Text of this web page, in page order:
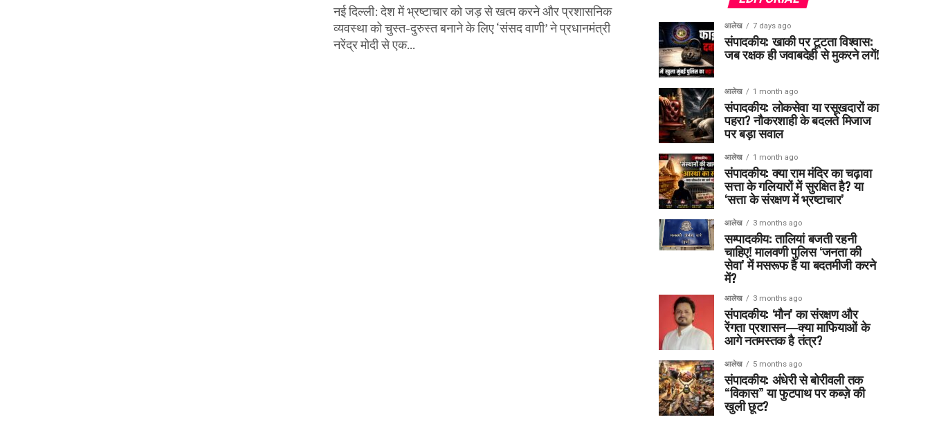
नई दिल्ली: देश में भ्रष्टाचार को जड़ से खत्म करने और प्रशासनिक
व्यवस्था को चुस्त-दुरुस्त बनाने के लिए ‘संसद वाणी’ ने प्रधानमंत्री
नरेंद्र मोदी से एक...
आलेख 7 days ago
संपादकीय: खाकी पर टूटता विश्वास:
जब रक्षक ही जवाबदेही से मुकरने लगें!
आलेख 1 month ago
संपादकीय: लोकसेवा या रसूखदारों का
पहरा? नौकरशाही के बदलते मिजाज
पर बड़ा सवाल
आलेख 1 month ago
संपादकीय: क्या राम मंदिर का चढ़ावा
सत्ता के गलियारों में सुरक्षित है? या
‘सत्ता के संरक्षण में भ्रष्टाचार’
आलेख 3 months ago
सम्पादकीय: तालियां बजती रहनी
चाहिए! मालवणी पुलिस ‘जनता की
सेवा’ में मसरूफ है या बदतमीजी करने
में?
आलेख 3 months ago
संपादकीय: ‘मौन’ का संरक्षण और
रेंगता प्रशासन—क्या माफियाओं के
आगे नतमस्तक है तंत्र?
आलेख 5 months ago
संपादकीय: अंधेरी से बोरीवली तक
“विकास” या फुटपाथ पर कब्ज़े की
खुली छूट?